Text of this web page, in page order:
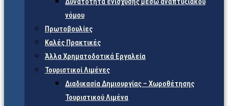
νόμου
Πρωτοβουλίες
Καλές Πρακτικές
Άλλα Χρηματοδοτικά Εργαλεία
Τουριστικοί Λιμένες
Διαδικασία Δημιουργίας – Χωροθέτησης
Τουριστικού Λιμένα